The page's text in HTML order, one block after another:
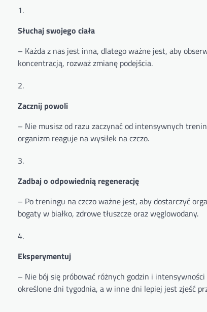
Słuchaj swojego ciała
– Każda z nas jest inna, dlatego ważne jest, aby
koncentracją, rozważ zmianę podejścia.
Zacznij powoli
– Nie musisz od razu zaczynać od intensywnych
organizm reaguje na wysiłek na czczo.
Zadbaj o odpowiednią regenerację
– Po treningu na czczo ważne jest, aby dostarczyć
bogaty w białko, zdrowe tłuszcze oraz węglowodany.
Eksperymentuj
– Nie bój się próbować różnych godzin i
określone dni tygodnia, a w inne dni lepiej jest zjeść